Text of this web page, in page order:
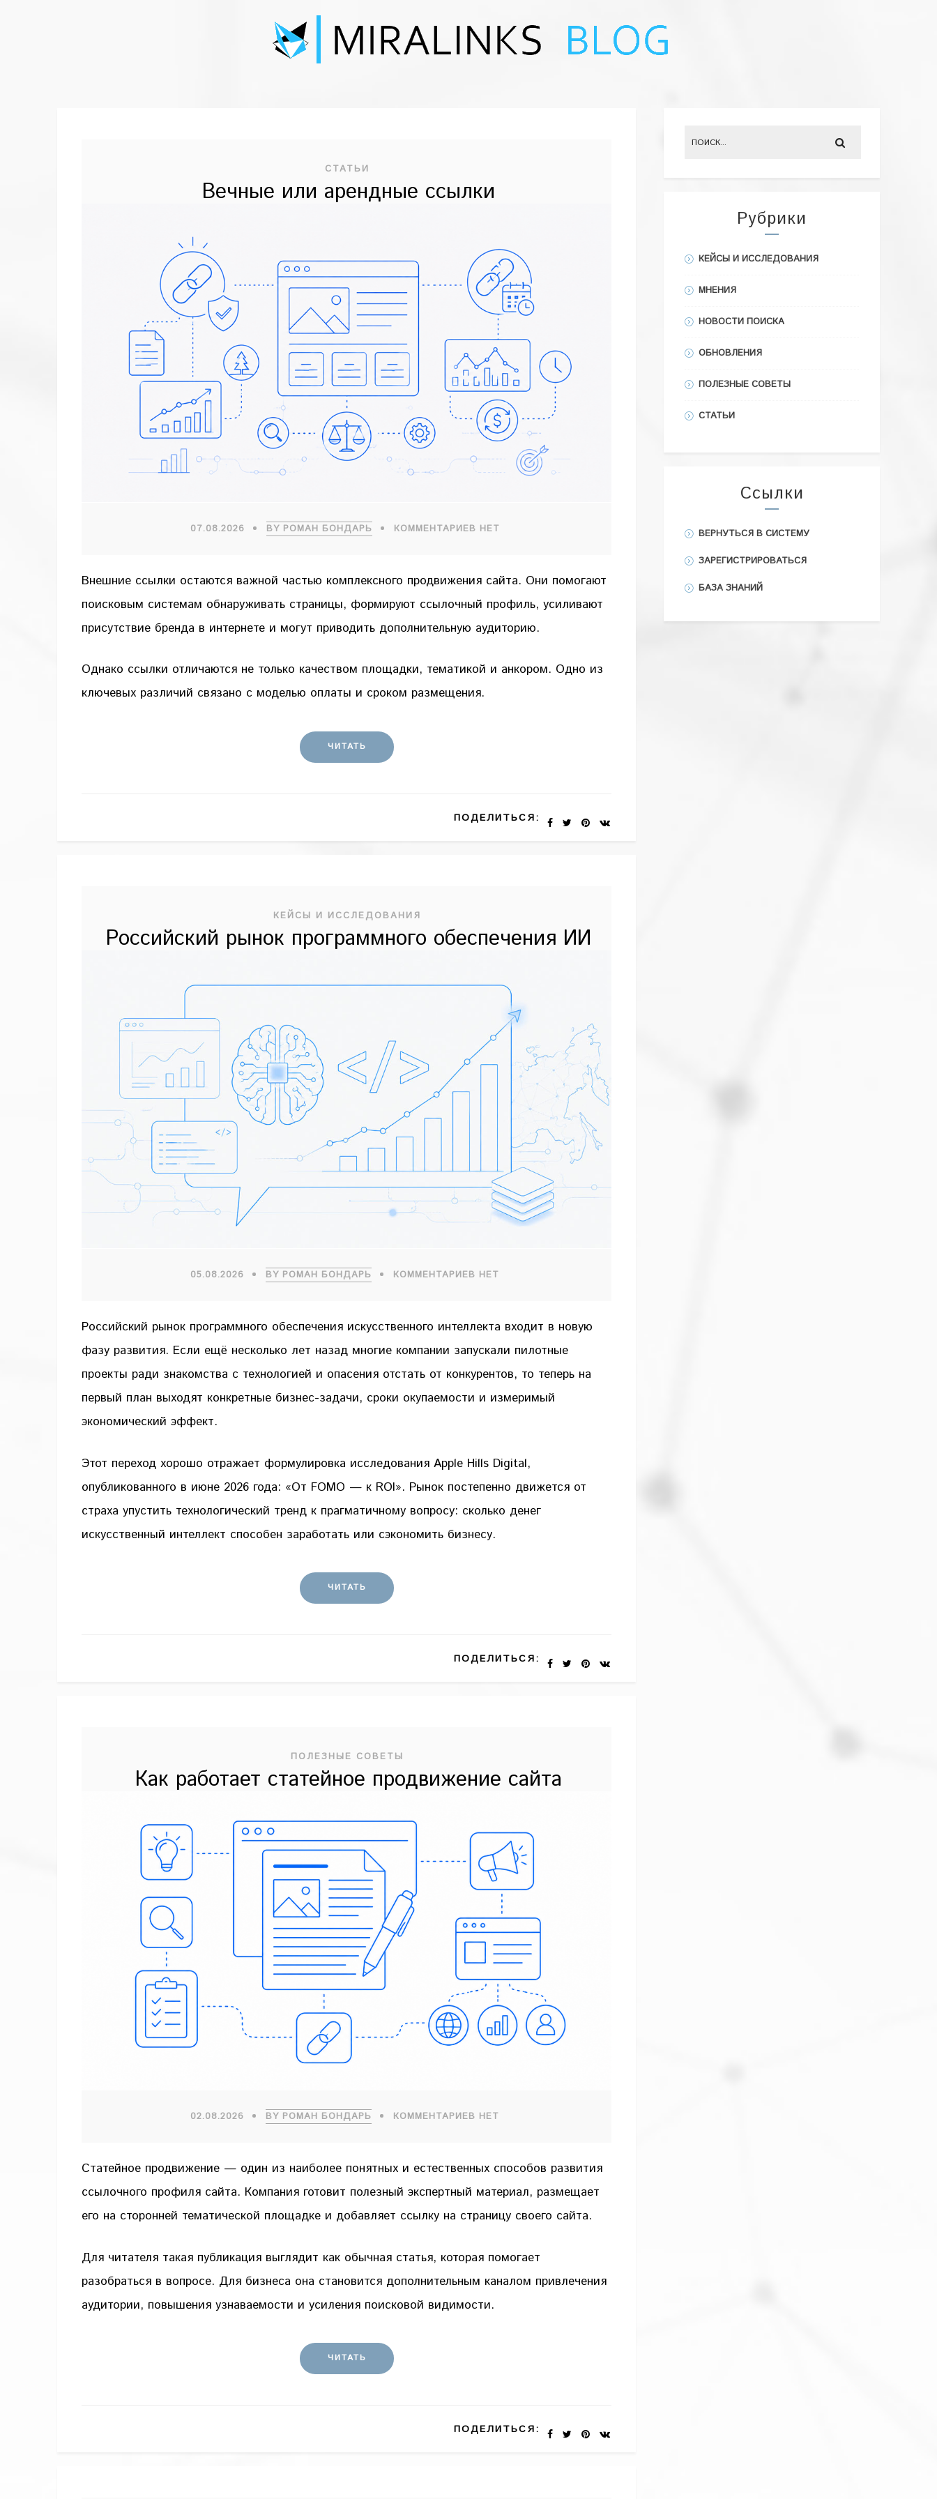
СТАТЬИ
Вечные или арендные ссылки
07.08.2026 BY РОМАН БОНДАРЬ КОММЕНТАРИЕВ НЕТ
Внешние ссылки остаются важной частью комплексного продвижения сайта. Они помогают
поисковым системам обнаруживать страницы, формируют ссылочный профиль, усиливают
присутствие бренда в интернете и могут приводить дополнительную аудиторию.
Однако ссылки отличаются не только качеством площадки, тематикой и анкором. Одно из
ключевых различий связано с моделью оплаты и сроком размещения.
ЧИТАТЬ
ПОДЕЛИТЬСЯ:
КЕЙСЫ И ИССЛЕДОВАНИЯ
Российский рынок программного обеспечения ИИ
05.08.2026 BY РОМАН БОНДАРЬ КОММЕНТАРИЕВ НЕТ
Российский рынок программного обеспечения искусственного интеллекта входит в новую
фазу развития. Если ещё несколько лет назад многие компании запускали пилотные
проекты ради знакомства с технологией и опасения отстать от конкурентов, то теперь на
первый план выходят конкретные бизнес-задачи, сроки окупаемости и измеримый
экономический эффект.
Этот переход хорошо отражает формулировка исследования Apple Hills Digital,
опубликованного в июне 2026 года: «От FOMO — к ROI». Рынок постепенно движется от
страха упустить технологический тренд к прагматичному вопросу: сколько денег
искусственный интеллект способен заработать или сэкономить бизнесу.
ЧИТАТЬ
ПОДЕЛИТЬСЯ:
ПОЛЕЗНЫЕ СОВЕТЫ
Как работает статейное продвижение сайта
02.08.2026 BY РОМАН БОНДАРЬ КОММЕНТАРИЕВ НЕТ
Статейное продвижение — один из наиболее понятных и естественных способов развития
ссылочного профиля сайта. Компания готовит полезный экспертный материал, размещает
его на сторонней тематической площадке и добавляет ссылку на страницу своего сайта.
Для читателя такая публикация выглядит как обычная статья, которая помогает
разобраться в вопросе. Для бизнеса она становится дополнительным каналом привлечения
аудитории, повышения узнаваемости и усиления поисковой видимости.
ЧИТАТЬ
ПОДЕЛИТЬСЯ:
Рубрики
КЕЙСЫ И ИССЛЕДОВАНИЯ
МНЕНИЯ
НОВОСТИ ПОИСКА
ОБНОВЛЕНИЯ
ПОЛЕЗНЫЕ СОВЕТЫ
СТАТЬИ
Ссылки
ВЕРНУТЬСЯ В СИСТЕМУ
ЗАРЕГИСТРИРОВАТЬСЯ
БАЗА ЗНАНИЙ